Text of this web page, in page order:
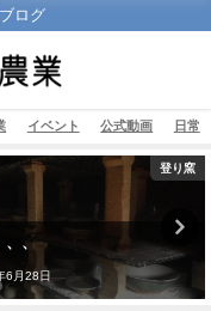
ログ
イベント 公式動画 日常
登り窯
、、
6月28日